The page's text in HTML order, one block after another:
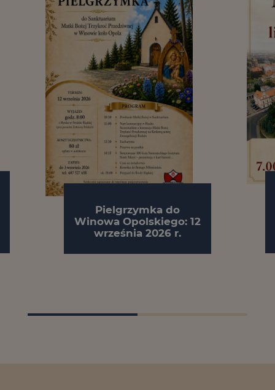
Pielgrzymka do
Winowa Opolskiego: 12
września 2026 r.